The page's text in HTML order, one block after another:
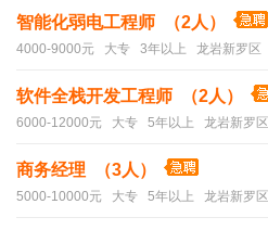
智能化弱电工程师 （2人）
4000-9000元 大专 3年以上 龙岩新罗区
软件全栈开发工程师 （2人）
6000-12000元 大专 5年以上 龙岩新罗区
商务经理 （3人）
5000-10000元 大专 5年以上 龙岩新罗区